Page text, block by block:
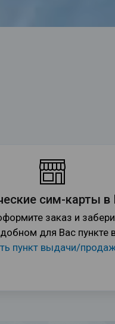
сим-карты в
заказ и
для Вас пункте
пункт выдачи/